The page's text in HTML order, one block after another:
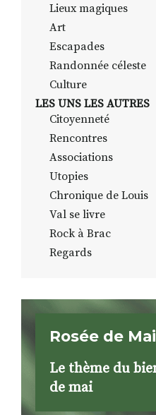
Lieux magiques
Art
Escapades
Randonnée céleste
Culture
LES UNS LES AUTRES
Citoyenneté
Rencontres
Associations
Utopies
Chronique de Louis
Val se livre
Rock à Brac
Regards
Rosée de Mai
Le thème du
de mai